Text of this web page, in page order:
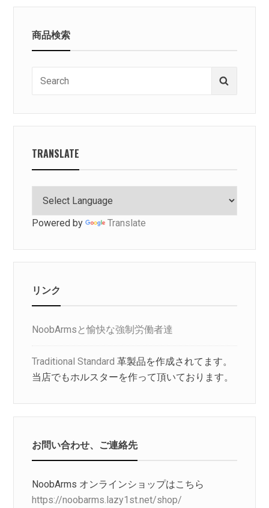
商品検索
TRANSLATE
Powered by Translate
リンク
NoobArmsと愉快な強制労働者達
Traditional Standard 革製品を作成されてます。
当店でもホルスターを作って頂いております。
お問い合わせ、ご連絡先
NoobArms オンラインショップはこちら
https://noobarms.lazy1st.net/shop/